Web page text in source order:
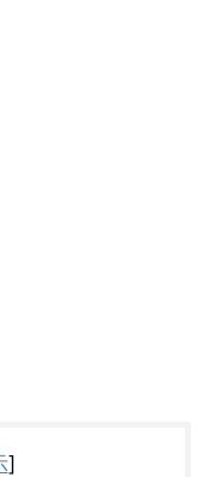
]